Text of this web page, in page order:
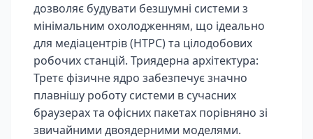
дозволяє будувати безшумні системи з
мінімальним охолодженням, що ідеально
для медіацентрів (HTPC) та цілодобових
робочих станцій. Триядерна архітектура:
Третє фізичне ядро забезпечує значно
плавнішу роботу системи в сучасних
браузерах та офісних пакетах порівняно зі
звичайними двоядерними моделями.